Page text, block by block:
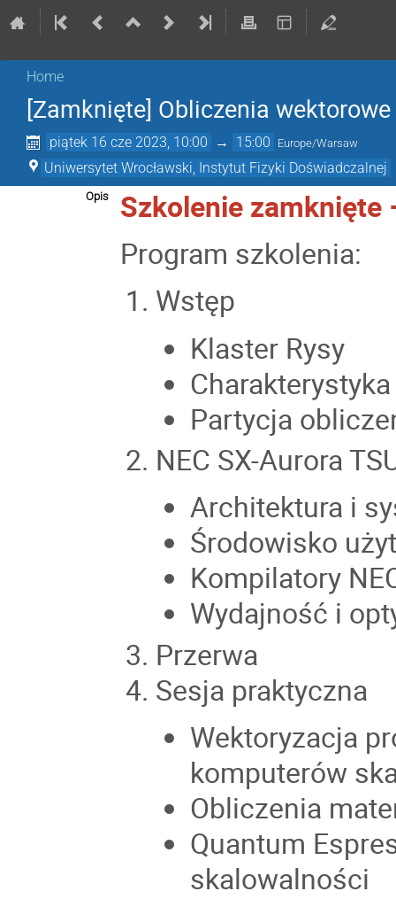
Home
[Zamknięte] Obliczenia
piątek 16 cze 2023, 10:00 → 15:00 Europe/Warsaw
Uniwersytet Wrocławski, Instytut Fizyki Doświadczalnej
Opis
Szkolenie zamknięte
Program szkolenia:
Wstęp
Klaster Rysy
Partycja
NEC SX-Aurora
Architektura i
Środowisko
Kompilatory
Wydajność i
Przerwa
Sesja praktyczna
Wektoryzacja
komputerów
Obliczenia
Quantum
skalowalności